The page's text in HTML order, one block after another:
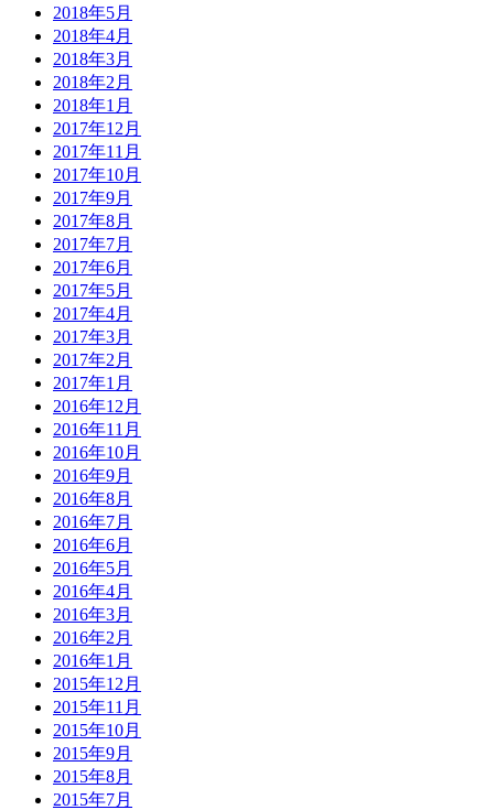
2018年5月
2018年4月
2018年3月
2018年2月
2018年1月
2017年12月
2017年11月
2017年10月
2017年9月
2017年8月
2017年7月
2017年6月
2017年5月
2017年4月
2017年3月
2017年2月
2017年1月
2016年12月
2016年11月
2016年10月
2016年9月
2016年8月
2016年7月
2016年6月
2016年5月
2016年4月
2016年3月
2016年2月
2016年1月
2015年12月
2015年11月
2015年10月
2015年9月
2015年8月
2015年7月